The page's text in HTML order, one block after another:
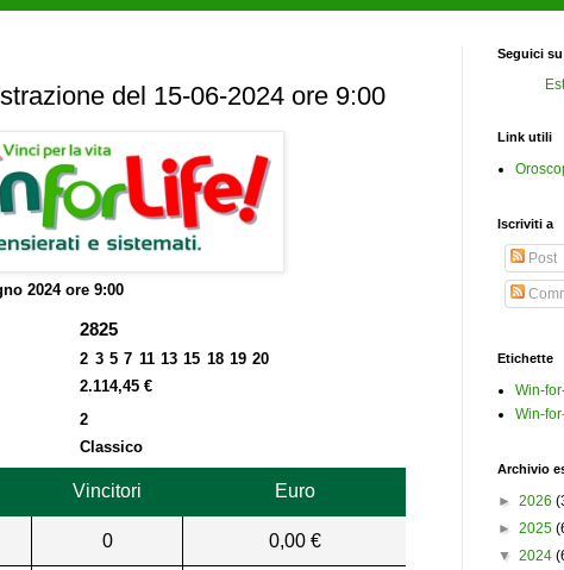
del 15-06-2024 ore 9:00
2024 ore 9:00
2825
2 3 5 7 11 13 15 18 19 20
2.114,45 €
2
Classico
Vincitori Euro
0 0,00 €
Seguici
Link utili
Iscriviti a
Post
Etichette
Win-
Win-
Archivio
► 2026
► 2025
▼ 2024